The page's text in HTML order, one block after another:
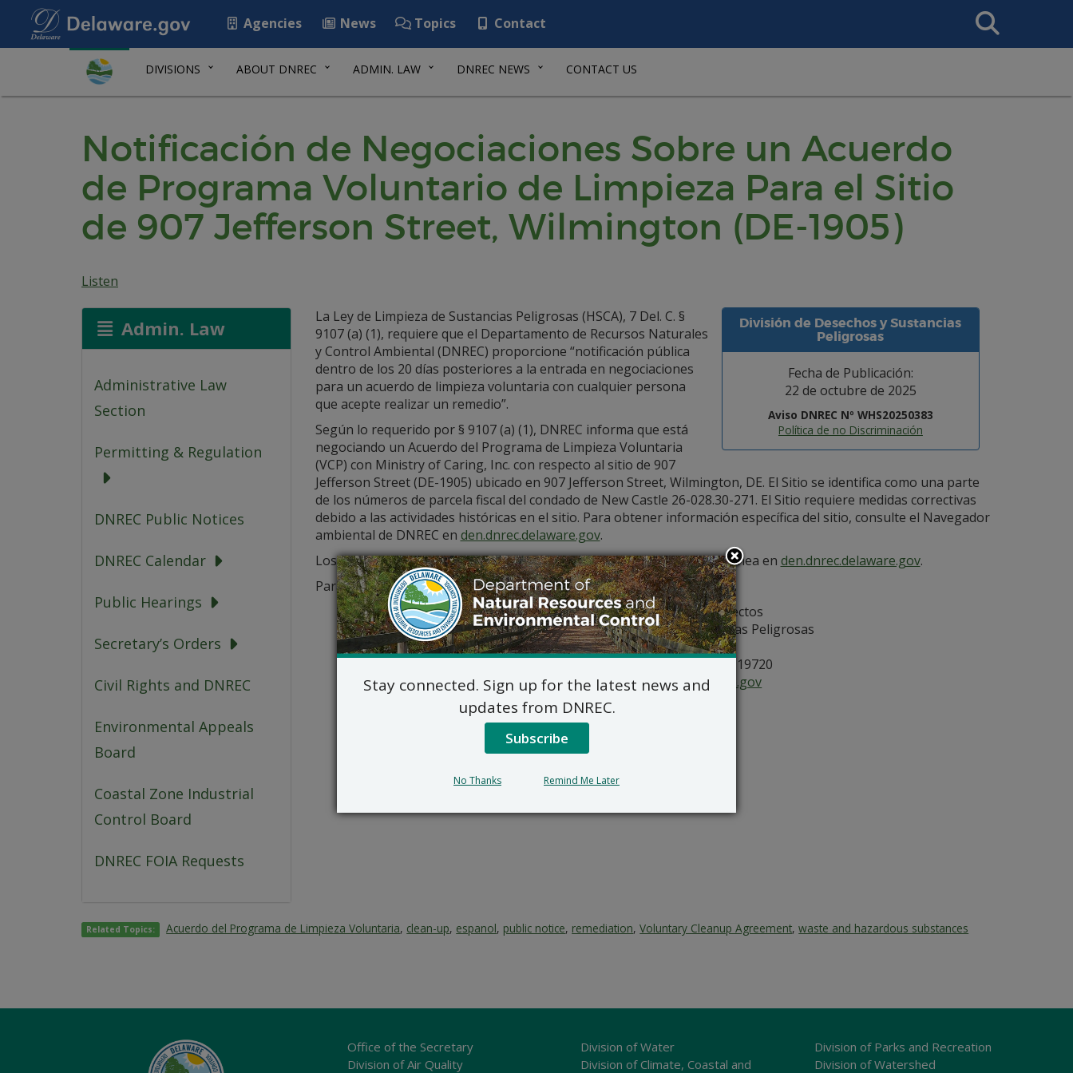
Agencies News Topics Contact
Search
This
DIVISIONS ABOUT DNREC ADMIN. LAW DNREC NEWS CONTACT US
Notificación de Negociaciones Sobre un Acuerdo
de Programa Voluntario de Limpieza Para el Sitio
de 907 Jefferson Street, Wilmington (DE-1905)
Listen
Admin. Law
Administrative Law
Section
Permitting & Regulation
DNREC Public Notices
DNREC Calendar
Public Hearings
Secretary’s Orders
Civil Rights and DNREC
Environmental Appeals
Board
Coastal Zone Industrial
Control Board
DNREC FOIA Requests
División de Desechos y Sustancias
Peligrosas
Fecha de Publicación:
22 de octubre de 2025
Aviso DNREC Nº WHS20250383
Política de no Discriminación
La Ley de Limpieza de Sustancias Peligrosas (HSCA), 7 Del. C. §
9107 (a) (1), requiere que el Departamento de Recursos Naturales
y Control Ambiental (DNREC) proporcione “notificación pública
dentro de los 20 días posteriores a la entrada en negociaciones
para un acuerdo de limpieza voluntaria con cualquier persona
que acepte realizar un remedio”.
Según lo requerido por § 9107 (a) (1), DNREC informa que está
negociando un Acuerdo del Programa de Limpieza Voluntaria
(VCP) con Ministry of Caring, Inc. con respecto al sitio de 907
Jefferson Street (DE-1905) ubicado en 907 Jefferson Street, Wilmington, DE. El Sitio se identifica como una parte
de los números de parcela fiscal del condado de New Castle 26-028.30-271. El Sitio requiere medidas correctivas
debido a las actividades históricas en el sitio. Para obtener información específica del sitio, consulte el Navegador
ambiental de DNREC en den.dnrec.delaware.gov.
Los detalles del Acuerdo de Limpieza Voluntaria están disponibles en línea en den.dnrec.delaware.gov.
Para obtener información adicional, comuníquese con:
Nathan Bailey, Gerente de Proyectos
DNREC – División de Residuos y Sustancias Peligrosas
Sección de Remediación
391 Lukens Drive, New Castle, DE 19720
RS_Public_Comments@delaware.gov
Related Topics: Acuerdo del Programa de Limpieza Voluntaria, clean-up, espanol, public notice, remediation,Voluntary Cleanup Agreement,waste and hazardous substances
Office of the Secretary
Division of Air Quality
Division of Water
Division of Climate, Coastal and
Division of Parks and Recreation
Division of Watershed
Stay connected. Sign up for the latest news and
updates from DNREC.
Subscribe
No Thanks Remind Me Later